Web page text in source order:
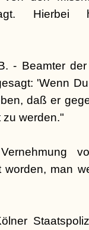
Hierbei
- Beamter
'Wenn
daß er
zu werden."
worden, man